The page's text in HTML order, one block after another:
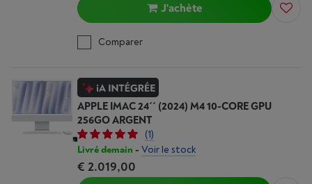
J'achète
Comparer
APPLE IMAC 24´´ (2024) M4 10-CORE GPU
256GO ARGENT
(1)
Livré demain - Voir le stock
€ 2.019,00